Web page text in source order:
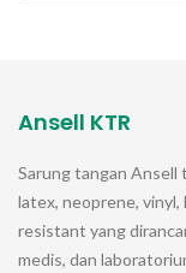
Ansell KTR
Sarung tangan Ansell
latex, neoprene,
resistant yang
medis, dan